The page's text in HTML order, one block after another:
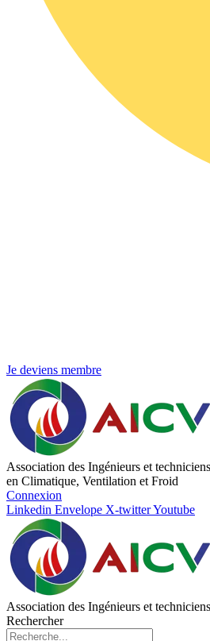
Je deviens membre
Association des Ingénieurs et techniciens
en Climatique, Ventilation et Froid
Connexion
Linkedin Envelope X-twitterYoutube
Association des Ingénieurs et
Rechercher